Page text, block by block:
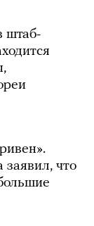
штаб-
заявил, что